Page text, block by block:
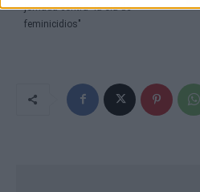
jornada contra "la ola de
feminicidios"